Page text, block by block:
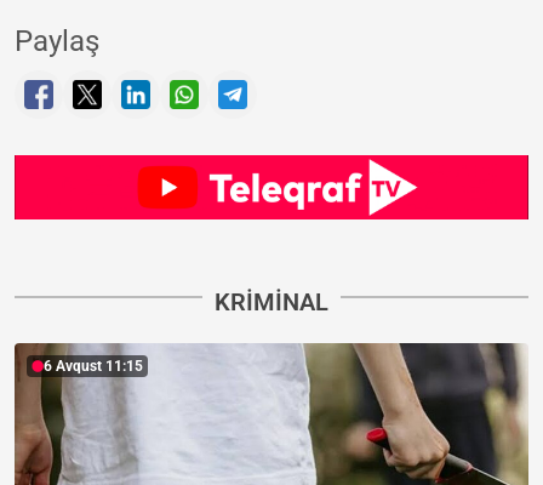
Paylaş
KRIMINAL
6 Avqust 11:15